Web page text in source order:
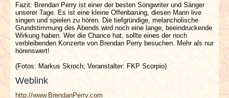
Fazit: Brendan Perry ist einer der besten Songwriter und Sänger
unserer Tage. Es ist eine kleine Offenbarung, diesen Mann live
singen und spielen zu hören. Die tiefgründige, melancholische
Grundstimmung des Abends wird noch eine lange, beeindruckende
Wirkung haben. Wer die Chance hat, sollte eines der noch
verbleibenden Konzerte von Brendan Perry besuchen. Mehr als nur
hörenswert!
(Fotos: Markus Skroch; Veranstalter: FKP Scorpio)
Weblink
http://www.BrendanPerry.com